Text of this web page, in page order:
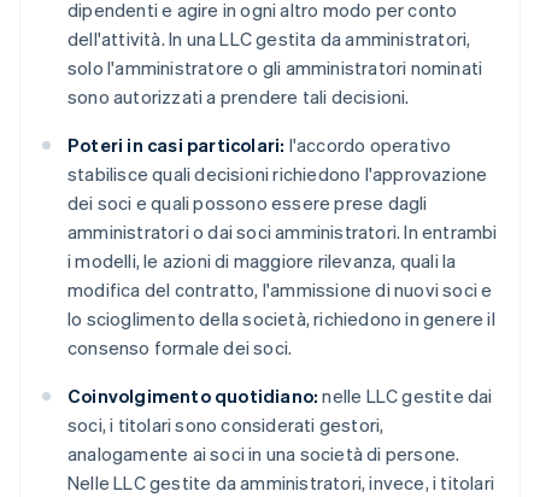
dipendenti e agire in ogni altro modo per conto
dell'attività. In una LLC gestita da amministratori,
solo l'amministratore o gli amministratori nominati
sono autorizzati a prendere tali decisioni.
Poteri in casi particolari: l'accordo operativo
stabilisce quali decisioni richiedono l'approvazione
dei soci e quali possono essere prese dagli
amministratori o dai soci amministratori. In entrambi
i modelli, le azioni di maggiore rilevanza, quali la
modifica del contratto, l'ammissione di nuovi soci e
lo scioglimento della società, richiedono in genere il
consenso formale dei soci.
Coinvolgimento quotidiano: nelle LLC gestite dai
soci, i titolari sono considerati gestori,
analogamente ai soci in una società di persone.
Nelle LLC gestite da amministratori, invece, i titolari